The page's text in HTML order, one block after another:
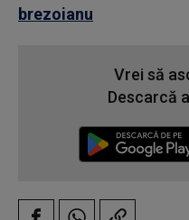
brezoianu
Vrei să
Descarcă